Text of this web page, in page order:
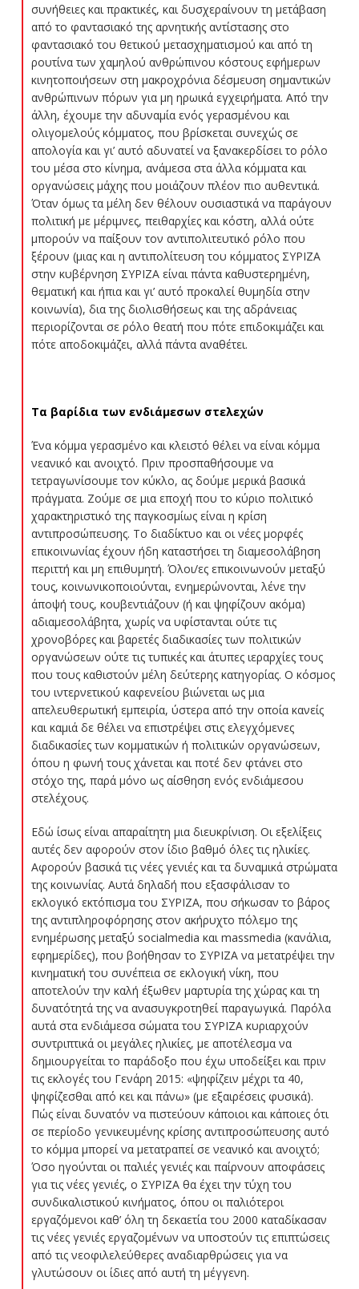
συνήθειες και πρακτικές, και δυσχεραίνουν τη μετάβαση
από το φαντασιακό της αρνητικής αντίστασης στο
φαντασιακό του θετικού μετασχηματισμού και από τη
ρουτίνα των χαμηλού ανθρώπινου κόστους εφήμερων
κινητοποιήσεων στη μακροχρόνια δέσμευση σημαντικών
ανθρώπινων πόρων για μη ηρωικά εγχειρήματα. Από την
άλλη, έχουμε την αδυναμία ενός γερασμένου και
ολιγομελούς κόμματος, που βρίσκεται συνεχώς σε
απολογία και γι’ αυτό αδυνατεί να ξανακερδίσει το ρόλο
του μέσα στο κίνημα, ανάμεσα στα άλλα κόμματα και
οργανώσεις μάχης που μοιάζουν πλέον πιο αυθεντικά.
Όταν όμως τα μέλη δεν θέλουν ουσιαστικά να παράγουν
πολιτική με μέριμνες, πειθαρχίες και κόστη, αλλά ούτε
μπορούν να παίξουν τον αντιπολιτευτικό ρόλο που
ξέρουν (μιας και η αντιπολίτευση του κόμματος ΣΥΡΙΖΑ
στην κυβέρνηση ΣΥΡΙΖΑ είναι πάντα καθυστερημένη,
θεματική και ήπια και γι’ αυτό προκαλεί θυμηδία στην
κοινωνία), δια της διολισθήσεως και της αδράνειας
περιορίζονται σε ρόλο θεατή που πότε επιδοκιμάζει και
πότε αποδοκιμάζει, αλλά πάντα αναθέτει.
Τα βαρίδια των ενδιάμεσων στελεχών
Ένα κόμμα γερασμένο και κλειστό θέλει να είναι κόμμα
νεανικό και ανοιχτό. Πριν προσπαθήσουμε να
τετραγωνίσουμε τον κύκλο, ας δούμε μερικά βασικά
πράγματα. Ζούμε σε μια εποχή που το κύριο πολιτικό
χαρακτηριστικό της παγκοσμίως είναι η κρίση
αντιπροσώπευσης. Το διαδίκτυο και οι νέες μορφές
επικοινωνίας έχουν ήδη καταστήσει τη διαμεσολάβηση
περιττή και μη επιθυμητή. Όλοι/ες επικοινωνούν μεταξύ
τους, κοινωνικοποιούνται, ενημερώνονται, λένε την
άποψή τους, κουβεντιάζουν (ή και ψηφίζουν ακόμα)
αδιαμεσολάβητα, χωρίς να υφίστανται ούτε τις
χρονοβόρες και βαρετές διαδικασίες των πολιτικών
οργανώσεων ούτε τις τυπικές και άτυπες ιεραρχίες τους
που τους καθιστούν μέλη δεύτερης κατηγορίας. Ο κόσμος
του ιντερνετικού καφενείου βιώνεται ως μια
απελευθερωτική εμπειρία, ύστερα από την οποία κανείς
και καμιά δε θέλει να επιστρέψει στις ελεγχόμενες
διαδικασίες των κομματικών ή πολιτικών οργανώσεων,
όπου η φωνή τους χάνεται και ποτέ δεν φτάνει στο
στόχο της, παρά μόνο ως αίσθηση ενός ενδιάμεσου
στελέχους.
Εδώ ίσως είναι απαραίτητη μια διευκρίνιση. Οι εξελίξεις
αυτές δεν αφορούν στον ίδιο βαθμό όλες τις ηλικίες.
Αφορούν βασικά τις νέες γενιές και τα δυναμικά στρώματα
της κοινωνίας. Αυτά δηλαδή που εξασφάλισαν το
εκλογικό εκτόπισμα του ΣΥΡΙΖΑ, που σήκωσαν το βάρος
της αντιπληροφόρησης στον ακήρυχτο πόλεμο της
ενημέρωσης μεταξύ socialmedia και massmedia (κανάλια,
εφημερίδες), που βοήθησαν το ΣΥΡΙΖΑ να μετατρέψει την
κινηματική του συνέπεια σε εκλογική νίκη, που
αποτελούν την καλή έξωθεν μαρτυρία της χώρας και τη
δυνατότητά της να ανασυγκροτηθεί παραγωγικά. Παρόλα
αυτά στα ενδιάμεσα σώματα του ΣΥΡΙΖΑ κυριαρχούν
συντριπτικά οι μεγάλες ηλικίες, με αποτέλεσμα να
δημιουργείται το παράδοξο που έχω υποδείξει και πριν
τις εκλογές του Γενάρη 2015: «ψηφίζειν μέχρι τα 40,
ψηφίζεσθαι από κει και πάνω» (με εξαιρέσεις φυσικά).
Πώς είναι δυνατόν να πιστεύουν κάποιοι και κάποιες ότι
σε περίοδο γενικευμένης κρίσης αντιπροσώπευσης αυτό
το κόμμα μπορεί να μετατραπεί σε νεανικό και ανοιχτό;
Όσο ηγούνται οι παλιές γενιές και παίρνουν αποφάσεις
για τις νέες γενιές, ο ΣΥΡΙΖΑ θα έχει την τύχη του
συνδικαλιστικού κινήματος, όπου οι παλιότεροι
εργαζόμενοι καθ’ όλη τη δεκαετία του 2000 καταδίκασαν
τις νέες γενιές εργαζομένων να υποστούν τις επιπτώσεις
από τις νεοφιλελεύθερες αναδιαρθρώσεις για να
γλυτώσουν οι ίδιες από αυτή τη μέγγενη.